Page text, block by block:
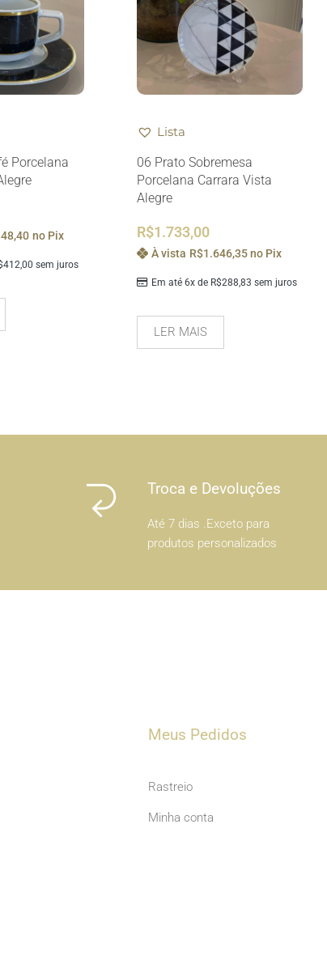
Porcelana
412,00 sem juros
no Pix
Lista
06 Prato Sobremesa
Porcelana Carrara Vista
Alegre
R$1.733,00
Em até 6x de R$288,83 sem juros
À vista R$1.646,35 no Pix
LER MAIS
Troca e Devoluções
Até 7 dias .Exceto para
produtos personalizados
Meus Pedidos
Rastreio
Minha conta